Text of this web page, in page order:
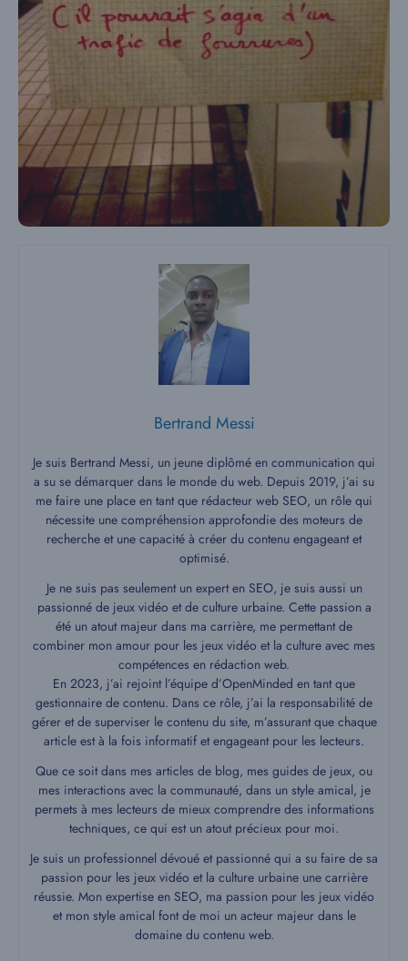
Bertrand Messi
Je suis Bertrand Messi, un jeune diplômé en communication qui
a su se démarquer dans le monde du web. Depuis 2019, j’ai su
me faire une place en tant que rédacteur web SEO, un rôle qui
nécessite une compréhension approfondie des moteurs de
recherche et une capacité à créer du contenu engageant et
optimisé.
Je ne suis pas seulement un expert en SEO, je suis aussi un
passionné de jeux vidéo et de culture urbaine. Cette passion a
été un atout majeur dans ma carrière, me permettant de
combiner mon amour pour les jeux vidéo et la culture avec mes
compétences en rédaction web.
En 2023, j’ai rejoint l’équipe d’OpenMinded en tant que
gestionnaire de contenu. Dans ce rôle, j’ai la responsabilité de
gérer et de superviser le contenu du site, m’assurant que chaque
article est à la fois informatif et engageant pour les lecteurs.
Que ce soit dans mes articles de blog, mes guides de jeux, ou
mes interactions avec la communauté, dans un style amical, je
permets à mes lecteurs de mieux comprendre des informations
techniques, ce qui est un atout précieux pour moi.
Je suis un professionnel dévoué et passionné qui a su faire de sa
passion pour les jeux vidéo et la culture urbaine une carrière
réussie. Mon expertise en SEO, ma passion pour les jeux vidéo
et mon style amical font de moi un acteur majeur dans le
domaine du contenu web.